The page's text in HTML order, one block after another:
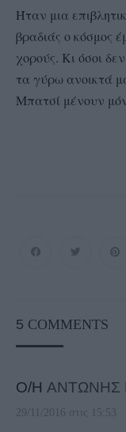
Ήταν μια
βραδιάς ο κόσμος
χορούς. Κι όσοι
τα γύρω ανοικτά
Μπατσί μένουν
5 COMMENTS
Ο/Η ΑΝΤΩΝΗΣ
29/11/2016 στις 15:53